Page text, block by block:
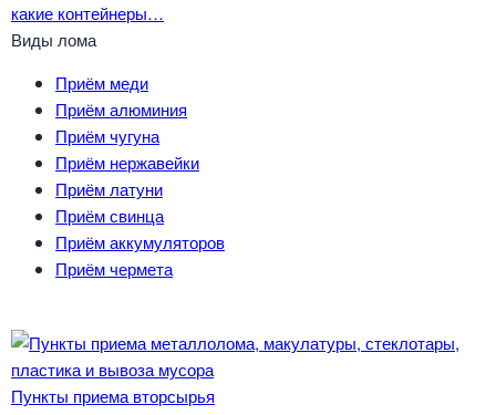
какие контейнеры…
Виды лома
Приём меди
Приём алюминия
Приём чугуна
Приём нержавейки
Приём латуни
Приём свинца
Приём аккумуляторов
Приём чермета
Пункты приема вторсырья